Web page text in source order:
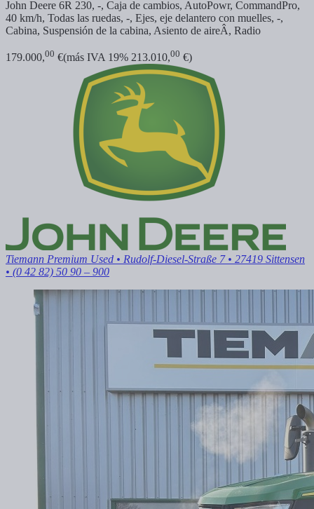
John Deere 6R 230, -, Caja de cambios, AutoPowr, CommandPro,
40 km/h, Todas las ruedas, -, Ejes, eje delantero con muelles, -,
Cabina, Suspensión de la cabina, Asiento de aireÂ, Radio
179.000,00 €(más IVA 19% 213.010,00 €)
Tiemann Premium Used • Rudolf-Diesel-Straße 7 • 27419 Sittensen
• (0 42 82) 50 90 – 900